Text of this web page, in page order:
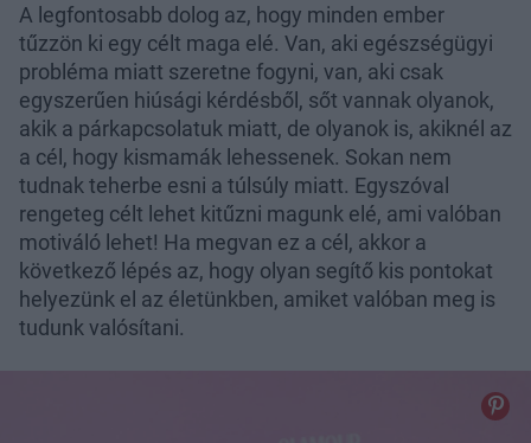
A legfontosabb dolog az, hogy minden ember
tűzzön ki egy célt maga elé. Van, aki egészségügyi
probléma miatt szeretne fogyni, van, aki csak
egyszerűen hiúsági kérdésből, sőt vannak olyanok,
akik a párkapcsolatuk miatt, de olyanok is, akiknél az
a cél, hogy kismamák lehessenek. Sokan nem
tudnak teherbe esni a túlsúly miatt. Egyszóval
rengeteg célt lehet kitűzni magunk elé, ami valóban
motiváló lehet! Ha megvan ez a cél, akkor a
következő lépés az, hogy olyan segítő kis pontokat
helyezünk el az életünkben, amiket valóban meg is
tudunk valósítani.